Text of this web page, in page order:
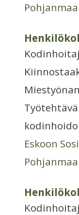
Pohjanmaa
Eskoon
Pohjanmaa